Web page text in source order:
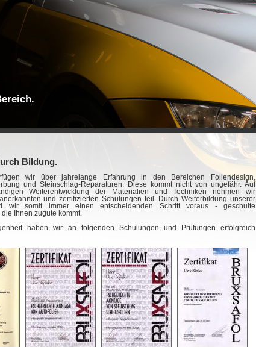
Bildung.
wir über jahrelange Erfahrung in den Bereichen Foliendesign,
und Steinschlag-Reparaturen. Diese kommt nicht von ungefähr. Auf
Weiterentwicklung der Materialien und Techniken nehmen wir
und zertifizierten Schulungen teil. Durch Weiterbildung unserer
wir somit immer einen entscheidenden Schritt voraus - geschulte
Ihnen zugute kommt.
haben wir an folgenden Schulungen und Prüfungen erfolgreich